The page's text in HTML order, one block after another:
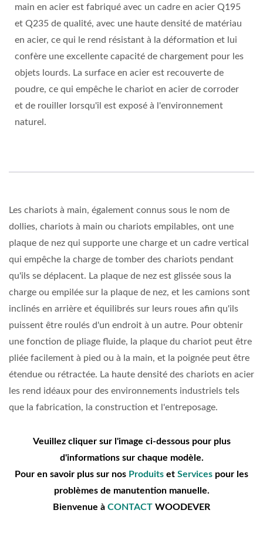
main en acier est fabriqué avec un cadre en acier Q195
et Q235 de qualité, avec une haute densité de matériau
en acier, ce qui le rend résistant à la déformation et lui
confère une excellente capacité de chargement pour les
objets lourds. La surface en acier est recouverte de
poudre, ce qui empêche le chariot en acier de corroder
et de rouiller lorsqu'il est exposé à l'environnement
naturel.
Les chariots à main, également connus sous le nom de
dollies, chariots à main ou chariots empilables, ont une
plaque de nez qui supporte une charge et un cadre vertical
qui empêche la charge de tomber des chariots pendant
qu'ils se déplacent. La plaque de nez est glissée sous la
charge ou empilée sur la plaque de nez, et les camions sont
inclinés en arrière et équilibrés sur leurs roues afin qu'ils
puissent être roulés d'un endroit à un autre. Pour obtenir
une fonction de pliage fluide, la plaque du chariot peut être
pliée facilement à pied ou à la main, et la poignée peut être
étendue ou rétractée. La haute densité des chariots en acier
les rend idéaux pour des environnements industriels tels
que la fabrication, la construction et l'entreposage.
Veuillez cliquer sur l'image ci-dessous pour plus
d'informations sur chaque modèle.
Pour en savoir plus sur nos Produits et Services pour les
problèmes de manutention manuelle.
Bienvenue à CONTACT WOODEVER